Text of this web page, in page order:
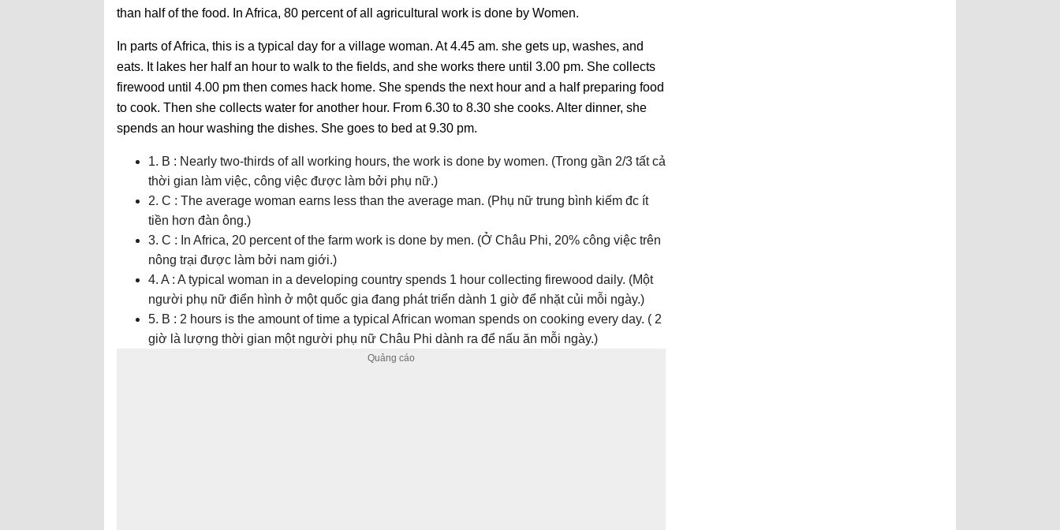
than half of the food. In Africa, 80 percent of all agricultural work is done by Women.
In parts of Africa, this is a typical day for a village woman. At 4.45 am. she gets up, washes, and
eats. It lakes her half an hour to walk to the fields, and she works there until 3.00 pm. She collects
firewood until 4.00 pm then comes hack home. She spends the next hour and a half preparing food
to cook. Then she collects water for another hour. From 6.30 to 8.30 she cooks. Alter dinner, she
spends an hour washing the dishes. She goes to bed at 9.30 pm.
1. B : Nearly two-thirds of all working hours, the work is done by women. (Trong gần 2/3 tất cả
thời gian làm việc, công việc được làm bởi phụ nữ.)
2. C : The average woman earns less than the average man. (Phụ nữ trung bình kiếm đc ít
tiền hơn đàn ông.)
3. C : In Africa, 20 percent of the farm work is done by men. (Ở Châu Phi, 20% công việc trên
nông trại được làm bởi nam giới.)
4. A : A typical woman in a developing country spends 1 hour collecting firewood daily. (Một
người phụ nữ điển hình ở một quốc gia đang phát triển dành 1 giờ để nhặt củi mỗi ngày.)
5. B : 2 hours is the amount of time a typical African woman spends on cooking every day. ( 2
giờ là lượng thời gian một người phụ nữ Châu Phi dành ra để nấu ăn mỗi ngày.)